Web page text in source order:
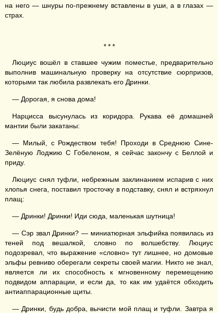
на него — шнуры по-прежнему вставлены в уши, а в глазах —
страх.
* * *
Люциус вошёл в ставшее чужим поместье, предварительно
выполнив машинальную проверку на отсутствие сюрпризов,
которыми так любила развлекать его Дринки.
— Дорогая, я снова дома!
Нарцисса высунулась из коридора. Рукава её домашней
мантии были закатаны:
— Милый, с Рождеством тебя! Проходи в Среднюю Сине-
Зелёную Лоджию С Гобеленом, я сейчас закончу с Беллой и
приду.
Люциус снял туфли, небрежным заклинанием испарив с них
хлопья снега, поставил тросточку в подставку, снял и встряхнул
плащ:
— Дринки! Дринки! Иди сюда, маленькая шутница!
— Сэр звал Дринки? — миниатюрная эльфийка появилась из
теней под вешалкой, словно по волшебству. Люциус
подозревал, что выражение «словно» тут лишнее, но домовые
эльфы ревниво оберегали секреты своей магии. Никто не знал,
является ли их способность к мгновенному перемещению
подвидом аппарации, и если да, то как им удаётся обходить
антиаппарационные щиты.
— Дринки, будь добра, вычисти мой плащ и туфли. Завтра я